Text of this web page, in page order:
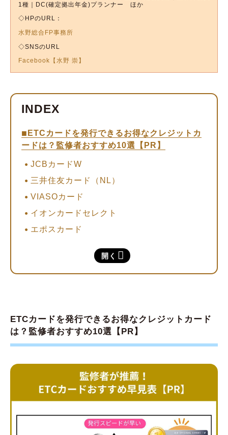
1種｜DC(確定拠出年金)プランナー ほか
◇HPのURL：
水野総合FP事務所
◇SNSのURL
Facebook【水野 崇】
開く
ETCカードを発行できるお得なクレジットカ
ードは？監修者おすすめ10選【PR】
JCBカードW
三井住友カード（NL）
VIASOカード
イオンカードセレクト
エポスカード
コスモ・ザ・カード・オーパス
ETCカード向けクレジットカード掲載順の根
ETCカードの種類は？審査なしでも作れる？
クレジットカード会社が発行するETCカード
ETCコーポレートカード
ETCカードを発行できるお得なクレジットカード
は？監修者おすすめ10選【PR】